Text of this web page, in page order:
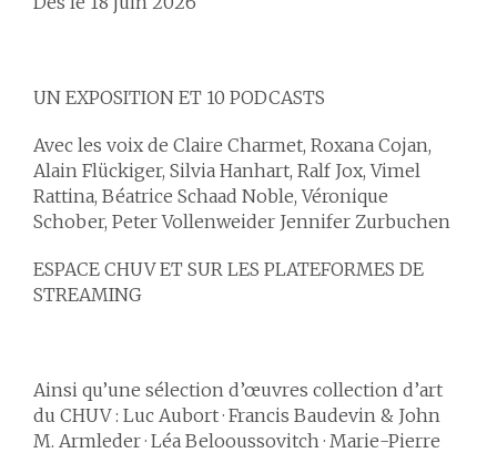
UN EXPOSITION ET 10 PODCASTS
Avec les voix de Claire Charmet, Roxana Cojan,
Alain Flückiger, Silvia Hanhart, Ralf Jox, Vimel
Rattina, Béatrice Schaad Noble, Véronique
Schober, Peter Vollenweider Jennifer Zurbuchen
ESPACE CHUVET SUR LES PLATEFORMES DE
STREAMING
Ainsi qu’une sélection d’œuvres collection d’art
du CHUV : Luc Aubort · Francis Baudevin & John
M. Armleder · Léa Belooussovitch · Marie-Pierre